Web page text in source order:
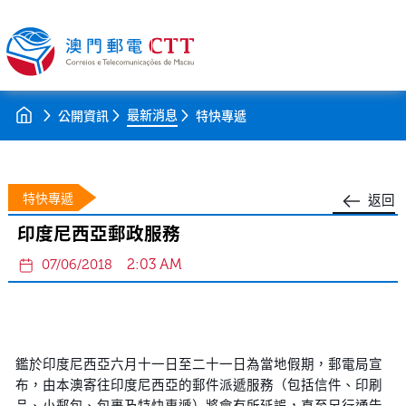
公開資訊 最新消息 特快專遞
返回
特快專遞
印度尼西亞郵政服務
07/06/2018 2:03 AM
鑑於印度尼西亞六月十一日至二十一日為當地假期，郵電局宣
布，由本澳寄往印度尼西亞的郵件派遞服務（包括信件、印刷